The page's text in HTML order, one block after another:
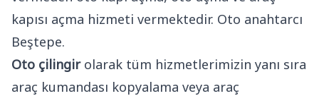
kapısı açma hizmeti vermektedir. Oto anahtarcı
Beştepe.
Oto çilingirolarak tüm hizmetlerimizin yanı sıra
araç kumandası kopyalama veya araç